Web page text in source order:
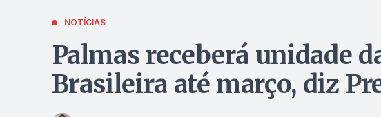
NOTÍCIAS
Palmas receberá unidade
Brasileira até março, diz